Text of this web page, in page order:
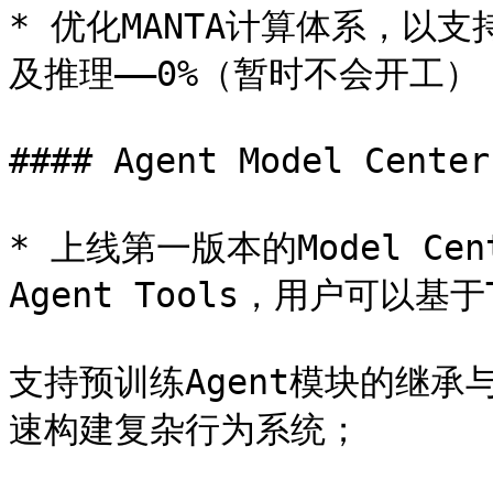
* 优化MANTA计算体系，以支
及推理——0%（暂时不会开工）
#### Agent Model Center
* 上线第一版本的Model
Agent Tools，用户可以基
支持预训练Agent模块的继承
速构建复杂行为系统；